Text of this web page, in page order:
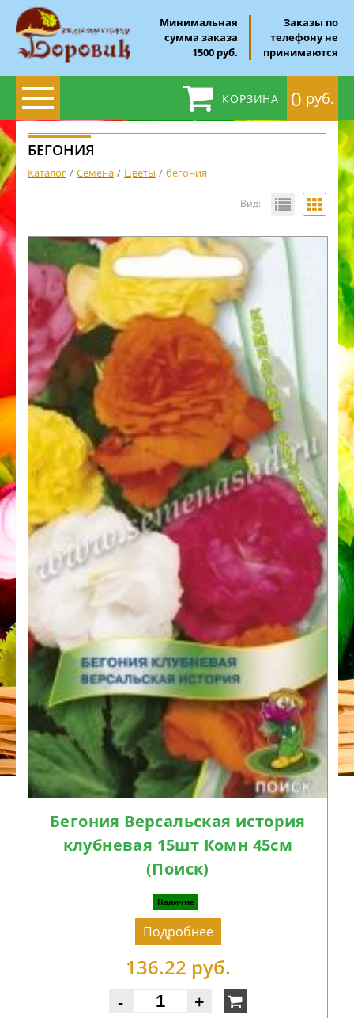
Минимальная
сумма заказа
1500 руб.
Заказы по
телефону не
принимаются
КОРЗИНА 0 руб.
БЕГОНИЯ
Каталог Семена Цветы бегония
Вид:
Бегония Версальская история
клубневая 15шт Комн 45см
(Поиск)
Наличие
Подробнее
136.22 руб.
- +